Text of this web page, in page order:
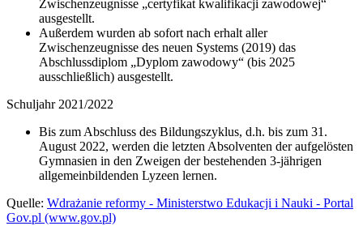
Zwischenzeugnisse „certyfikat kwalifikacji zawodowej“
ausgestellt.
Außerdem wurden ab sofort nach erhalt aller
Zwischenzeugnisse des neuen Systems (2019) das
Abschlussdiplom „Dyplom zawodowy“ (bis 2025
ausschließlich) ausgestellt.
Schuljahr 2021/2022
Bis zum Abschluss des Bildungszyklus, d.h. bis zum 31.
August 2022, werden die letzten Absolventen der aufgelösten
Gymnasien in den Zweigen der bestehenden 3-jährigen
allgemeinbildenden Lyzeen lernen.
Quelle: Wdrażanie reformy - Ministerstwo Edukacji i Nauki - Portal
Gov.pl (www.gov.pl)